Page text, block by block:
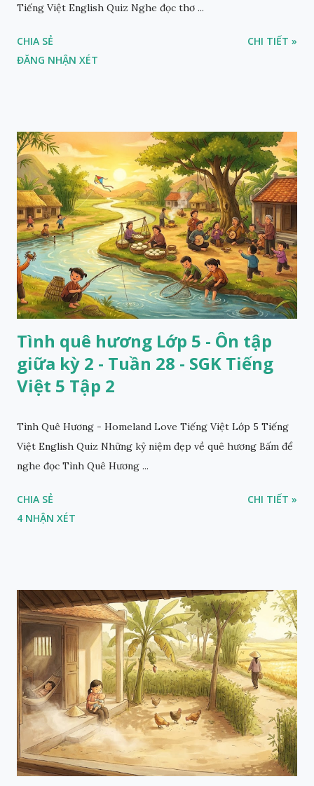
Tiếng Việt English Quiz Nghe đọc thơ ...
CHIA SẺ
ĐĂNG NHẬN XÉT
CHI TIẾT »
Tình quê hương Lớp 5 - Ôn tập
giữa kỳ 2 - Tuần 28 - SGK Tiếng
Việt 5 Tập 2
Tình Quê Hương - Homeland Love Tiếng Việt Lớp 5 Tiếng
Việt English Quiz Những kỷ niệm đẹp về quê hương Bấm để
nghe đọc Tình Quê Hương ...
CHIA SẺ
4 NHẬN XÉT
CHI TIẾT »